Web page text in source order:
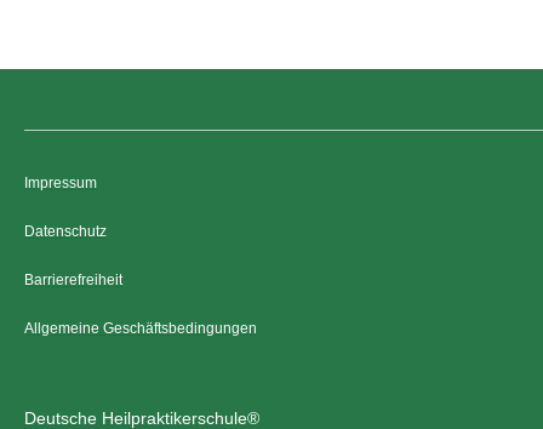
Impressum
Datenschutz
Barrierefreiheit
Allgemeine Geschäftsbedingungen
Deutsche Heilpraktikerschule®